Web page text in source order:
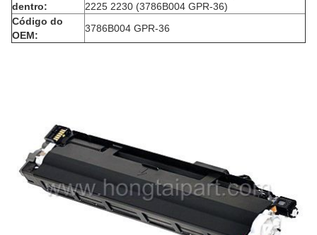
dentro:
2225 2230 (3786B004 GPR-36)
Código do
OEM:
3786B004 GPR-36